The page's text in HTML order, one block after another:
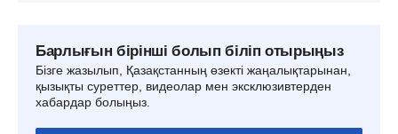
Барлығын бірінші болып біліп отырыңыз
Бізге жазылып, Қазақстанның өзекті жаңалықтарынан,
қызықты суреттер, видеолар мен эксклюзивтерден
хабардар болыңыз.